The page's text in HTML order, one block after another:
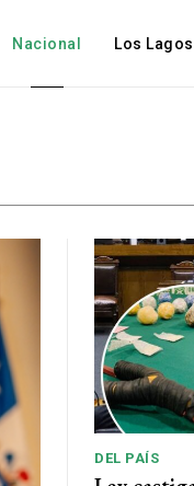
Nacional Los Lagos
DEL PAÍS